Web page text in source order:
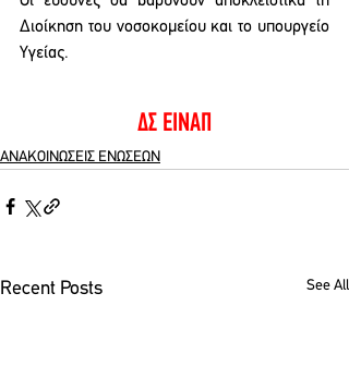
Διοίκηση του νοσοκομείου και το υπουργείο
Υγείας.
ΔΣ ΕΙΝΑΠ
ΑΝΑΚΟΙΝΩΣΕΙΣ ΕΝΩΣΕΩΝ
Recent Posts See All